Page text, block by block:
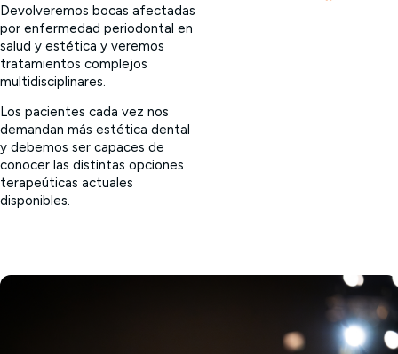
Devolveremos bocas afectadas
por enfermedad periodontal en
salud y estética y veremos
tratamientos complejos
multidisciplinares.
Los pacientes cada vez nos
demandan más estética dental
y debemos ser capaces de
conocer las distintas opciones
terapeúticas actuales
disponibles.